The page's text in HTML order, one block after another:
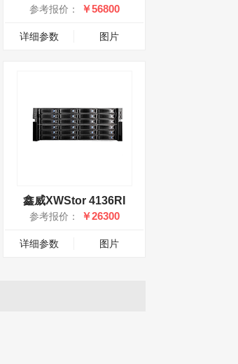
参考报价： ￥56800
详细参数 图片
鑫威XWStor 4136RI
参考报价： ￥26300
详细参数 图片